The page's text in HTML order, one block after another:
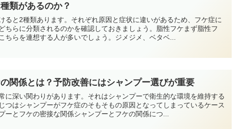
類があるのか？
ると2種類あります。それぞれ原因と症状に違いがあるため、フケ症に
ちらに分類されるのかを確認しておきましょう。脂性フケまず脂性フ
ちらを連想する人が多いでしょう。ジメジメ、ベタベ...
関係とは？予防改善にはシャンプー選びが重要
に深い関わりがあります。それはシャンプーで衛生的な環境を維持する
つはシャンプーがフケ症のそもそもの原因となってしまっているケース
ーとフケの密接な関係シャンプーとフケの関係につ...